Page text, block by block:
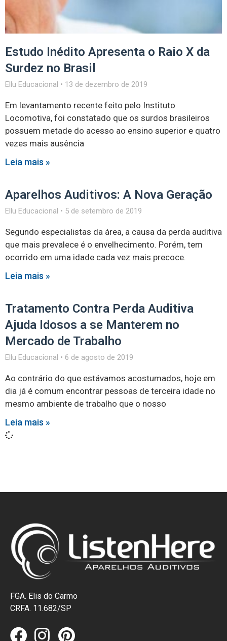
Estudo Inédito Apresenta o Raio X da
Surdez no Brasil
Ellu Educacional 13 de dezembro de 2019
Em levantamento recente feito pelo Instituto
Locomotiva, foi constatado que os surdos brasileiros
possuem metade do acesso ao ensino superior e quatro
vezes mais ausência
Leia mais »
Aparelhos Auditivos: A Nova Geração
Ellu Educacional 5 de setembro de 2019
Segundo especialistas da área, a causa da perda auditiva
que mais prevalece é o envelhecimento. Porém, tem
ocorrido em uma idade cada vez mais precoce.
Leia mais »
Tratamento Contra Perda Auditiva
Ajuda Idosos a se Manterem no
Mercado de Trabalho
Ellu Educacional 6 de agosto de 2019
Ao contrário do que estávamos acostumados, hoje em
dia já é comum encontrar pessoas de terceira idade no
mesmo ambiente de trabalho que o nosso
Leia mais »
FGA. Elis do Carmo
CRFA. 11.682/SP